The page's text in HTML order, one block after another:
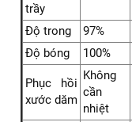
trầy
Độ trong 97%
Độ bóng
100%
Phục hồi
xước dăm
Không
cần
nhiệt